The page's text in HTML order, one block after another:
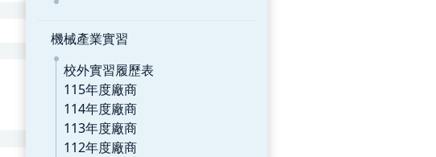
機械產業實習
校外實習履歷表
115年度廠商
114年度廠商
113年度廠商
112年度廠商